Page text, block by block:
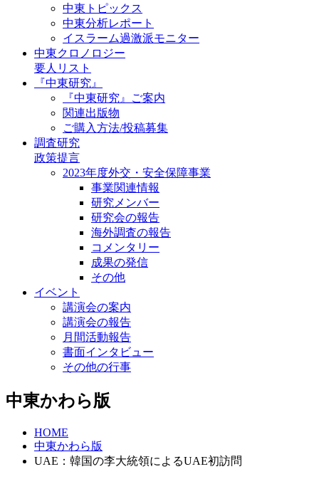
中東トピックス
中東分析レポート
イスラーム過激派モニター
中東クロノロジー
要人リスト
『中東研究』
『中東研究』ご案内
関連出版物
ご購入方法/投稿募集
調査研究
政策提言
2023年度外交・安全保障事業
事業関連情報
研究メンバー
研究会の報告
海外調査の報告
コメンタリー
成果の発信
その他
イベント
講演会の案内
講演会の報告
月間活動報告
書面インタビュー
その他の行事
中東かわら版
HOME
中東かわら版
UAE：韓国の李大統領によるUAE初訪問